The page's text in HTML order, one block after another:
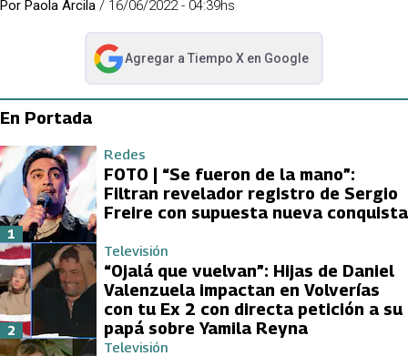
Por Paola Arcila / 16/06/2022 - 04:39hs
Agregar a Tiempo Xen Google
abre en nueva pestaña
En Portada
Redes
FOTO | “Se fueron de la mano”:
Filtran revelador registro de Sergio
Freire con supuesta nueva conquista
1
Televisión
“Ojalá que vuelvan”: Hijas de Daniel
Valenzuela impactan en Volverías
con tu Ex 2 con directa petición a su
papá sobre Yamila Reyna
2
Televisión